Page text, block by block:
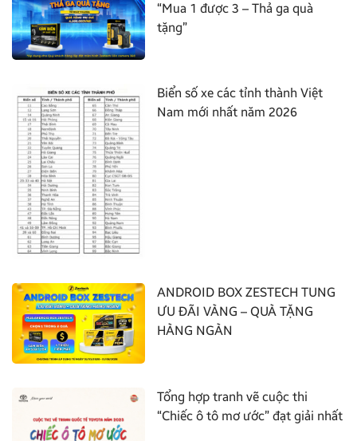
“Mua 1 được 3 – Thả ga quà
tặng”
Biển số xe các tỉnh thành Việt
Nam mới nhất năm 2026
ANDROID BOX ZESTECH TUNG
ƯU ĐÃI VÀNG – QUÀ TẶNG
HÀNG NGÀN
Tổng hợp tranh vẽ cuộc thi
“Chiếc ô tô mơ ước” đạt giải nhất